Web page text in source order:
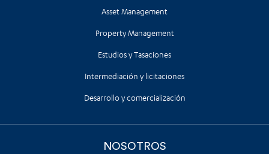
Asset Management
Property Management
Estudios y Tasaciones
Intermediación y licitaciones
Desarrollo y comercialización
NOSOTROS